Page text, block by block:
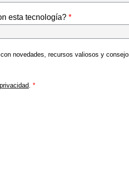
esta tecnología?
novedades, recursos valiosos y
.